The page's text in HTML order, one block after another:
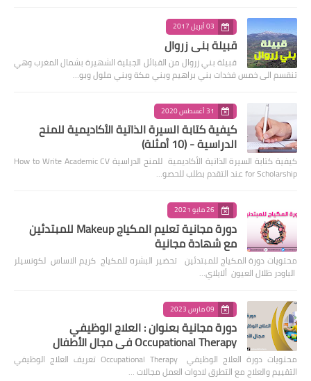
03 أبريل 2017
قبيلة بني زروال
قبيلة بني زروال من القبائل الجبلية الشهيرة بشمال المغرب وهي
تنقسم الى خمس فخدات بني براهيم وبني مكة وبني ملول وبو…
31 أغسطس 2020
كيفية كتابة السيرة الذاتية الأكاديمية للمنح
الدراسية - (10 أمثلة)
كيفية كتابة السيرة الذاتية الأكاديمية للمنح الدراسية How to Write Academic CV
for Scholarship عند التقدم بطلب للحصو…
26 مايو 2021
دورة مجانية تعليم المكياج Makeup للمبتدئين
مع شهادة مجانية
محتويات دورة المكياج للمبتدئين تحضير البشره للمكياج كريم الاساس لكونسيلر
الباودر ظلال العيون ألايلاي…
09 مارس 2023
دورة مجانية بعنوان : العلاج الوظيفي
Occupational Therapy في مجال الأطفال
محتويات دورة العلاج الوظيفي Occupational Therapy تعريف العلاج الوظيفي
التقييم والعلاج مع التطرق لادوات العمل مجالات …